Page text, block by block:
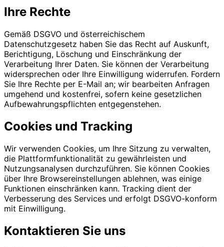
Ihre Rechte
Gemäß DSGVO und österreichischem
Datenschutzgesetz haben Sie das Recht auf Auskunft,
Berichtigung, Löschung und Einschränkung der
Verarbeitung Ihrer Daten. Sie können der Verarbeitung
widersprechen oder Ihre Einwilligung widerrufen. Fordern
Sie Ihre Rechte per E-Mail an; wir bearbeiten Anfragen
umgehend und kostenfrei, sofern keine gesetzlichen
Aufbewahrungspflichten entgegenstehen.
Cookies und Tracking
Wir verwenden Cookies, um Ihre Sitzung zu verwalten,
die Plattformfunktionalität zu gewährleisten und
Nutzungsanalysen durchzuführen. Sie können Cookies
über Ihre Browsereinstellungen ablehnen, was einige
Funktionen einschränken kann. Tracking dient der
Verbesserung des Services und erfolgt DSGVO-konform
mit Einwilligung.
Kontaktieren Sie uns